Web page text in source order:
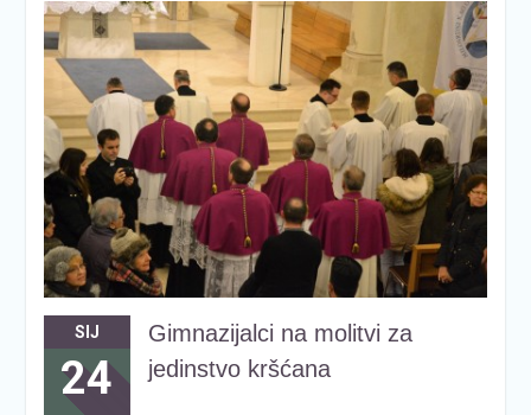
SIJ
24
Gimnazijalci na molitvi za
jedinstvo kršćana